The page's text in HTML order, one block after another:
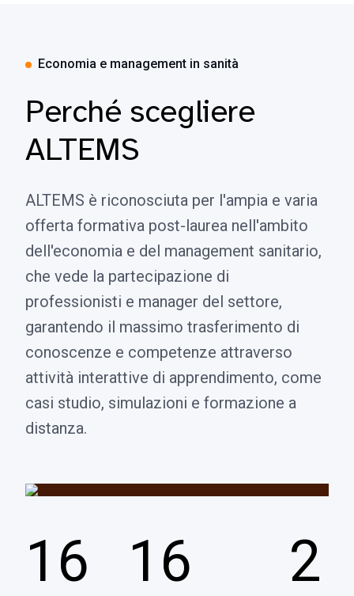
Economia e management in sanità
Perché scegliere
ALTEMS
ALTEMS è riconosciuta per l'ampia e varia
offerta formativa post-laurea nell'ambito
dell'economia e del management sanitario,
che vede la partecipazione di
professionisti e manager del settore,
garantendo il massimo trasferimento di
conoscenze e competenze attraverso
attività interattive di apprendimento, come
casi studio, simulazioni e formazione a
distanza.
16 16 2